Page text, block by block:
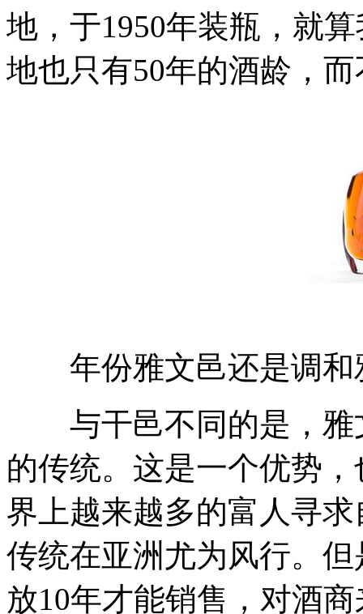
地，于1950年装瓶，就
地也只有50年的酒龄，
年份雅文邑还是调和
与干邑不同的是，雅
的传统。这是一个优势
界上越来越多的富人寻
传统在亚洲尤为风行。
放10年才能销售，对酒